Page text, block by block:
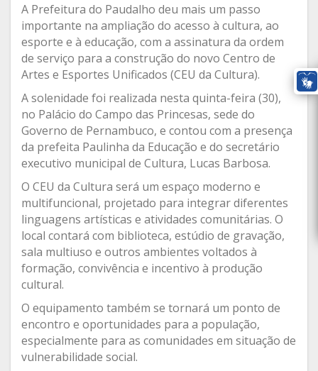
A Prefeitura do Paudalho deu mais um passo
importante na ampliação do acesso à cultura, ao
esporte e à educação, com a assinatura da ordem
de serviço para a construção do novo Centro de
Artes e Esportes Unificados (CEU da Cultura).
A solenidade foi realizada nesta quinta-feira (30),
no Palácio do Campo das Princesas, sede do
Governo de Pernambuco, e contou com a presença
da prefeita Paulinha da Educação e do secretário
executivo municipal de Cultura, Lucas Barbosa.
O CEU da Cultura será um espaço moderno e
multifuncional, projetado para integrar diferentes
linguagens artísticas e atividades comunitárias. O
local contará com biblioteca, estúdio de gravação,
sala multiuso e outros ambientes voltados à
formação, convivência e incentivo à produção
cultural.
O equipamento também se tornará um ponto de
encontro e oportunidades para a população,
especialmente para as comunidades em situação de
vulnerabilidade social.